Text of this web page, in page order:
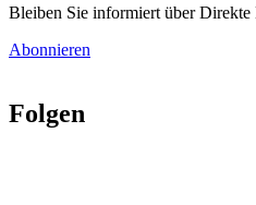
Bleiben Sie informiert über Direkte
Abonnieren
Folgen